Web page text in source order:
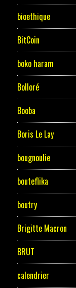
bioethique
BitCoin
boko haram
Bolloré
Booba
Boris Le Lay
bougnoulie
bouteflika
boutry
Brigitte Macron
BRUT
calendrier